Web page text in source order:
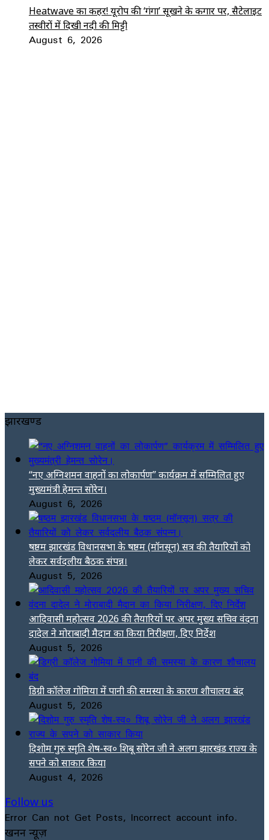
Heatwave का कहर! यूरोप की ‘गंगा’ सूखने के कगार पर, सैटेलाइट
तस्वीरों में दिखी नदी की मिट्टी
August 6, 2026
झारखण्ड
“नए अग्निशमन वाहनों का लोकार्पण” कार्यक्रम में सम्मिलित हुए
मुख्यमंत्री हेमन्त सोरेन।
August 6, 2026
षष्ठम झारखंड विधानसभा के षष्ठम (मॉनसून) सत्र की तैयारियों को
लेकर सर्वदलीय बैठक संपन्न।
August 5, 2026
आदिवासी महोत्सव 2026 की तैयारियों पर अपर मुख्य सचिव वंदना
दादेल ने मोराबादी मैदान का किया निरीक्षण, दिए निर्देश
August 5, 2026
डिग्री कॉलेज गोमिया में पानी की समस्या के कारण शौचालय बंद
August 5, 2026
दिशोम गुरु स्मृति शेष-स्व० शिबू सोरेन जी ने अलग झारखंड राज्य के
सपने को साकार किया
August 4, 2026
Follow us
Error Can not Get Posts, Incorrect account info.
खनन न्यूज़